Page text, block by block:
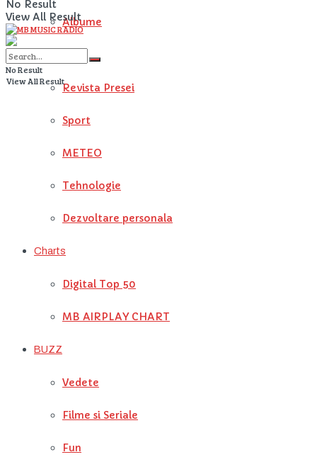
Albume
STIRI
Revista Presei
Sport
METEO
Tehnologie
Dezvoltare personala
Charts
Digital Top 50
MB AIRPLAY CHART
BUZZ
Vedete
Filme si Seriale
Fun
No Result
View All Result
No Result
View All Result